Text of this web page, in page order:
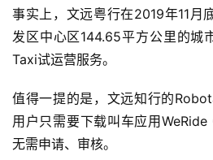
事实上，文远粤行在2019年11月
发区中心区144.65平方公里的城
Taxi试运营服务。
值得一提的是，文远知行的
用户只需要下载叫车应用WeRide
无需申请、审核。